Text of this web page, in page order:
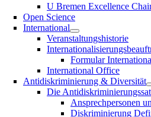
U Bremen Excellence
Open Science
International
Veranstaltungshistorie
Formular
International Office
Antidiskriminierung & Diversität
Die
Ansprechpersonen
Diskriminierung